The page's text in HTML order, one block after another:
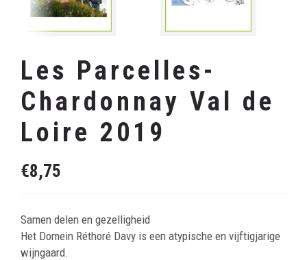
Les Parcelles-
Chardonnay Val de
Loire 2019
€8,75
Samen delen en gezelligheid
Het Domein Réthoré Davy is een atypische en vijftigjarige
wijngaard.